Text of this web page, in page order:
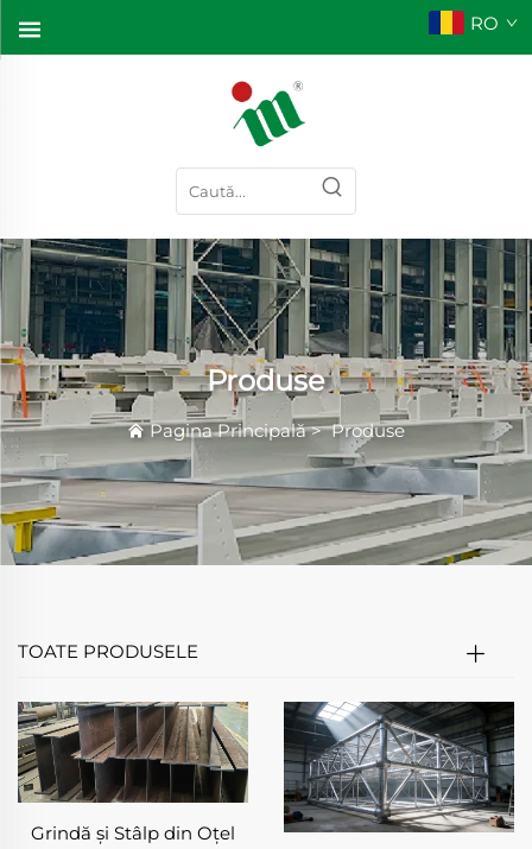
RO
Produse
Pagina Principală>Produse
TOATE PRODUSELE
Grindă și Stâlp din Oțel